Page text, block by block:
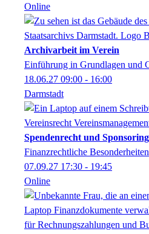
Online
Archivarbeit im Verein
Einführung in Grundlagen und
18.06.27 09:00 - 16:00
Darmstadt
Spendenrecht und Sponsoring
Finanzrechtliche Besonderheiten
07.09.27 17:30 - 19:45
Online